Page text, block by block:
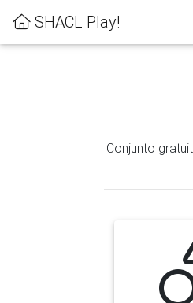
SHACL Play!
Conjunto